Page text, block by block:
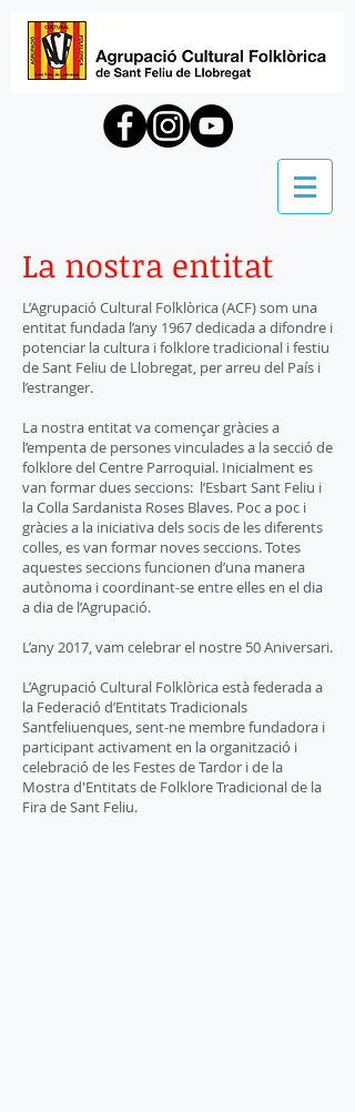
La nostra entitat
L’Agrupació Cultural Folklòrica (ACF) som una
entitat fundada l’any 1967 dedicada a difondre i
potenciar la cultura i folklore tradicional i festiu
de Sant Feliu de Llobregat, per arreu del País i
l’estranger.
La nostra entitat va començar gràcies a
l’empenta de persones vinculades a la secció de
folklore del Centre Parroquial. Inicialment es
van formar dues seccions: l’Esbart Sant Feliu i
la Colla Sardanista Roses Blaves. Poc a poc i
gràcies a la iniciativa dels socis de les diferents
colles, es van formar noves seccions. Totes
aquestes seccions funcionen d’una manera
autònoma i coordinant-se entre elles en el dia
a dia de l’Agrupació.
L’any 2017, vam celebrar el nostre 50 Aniversari.
L’Agrupació Cultural Folklòrica està federada a
la Federació d’Entitats Tradicionals
Santfeliuenques, sent-ne membre fundadora i
participant activament en la organització i
celebració de les Festes de Tardor i de la
Mostra d'Entitats de Folklore Tradicional de la
Fira de Sant Feliu.